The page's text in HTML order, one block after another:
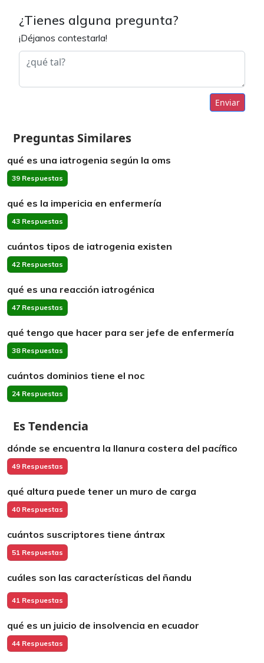
¿Tienes alguna pregunta?
¡Déjanos contestarla!
Enviar
Preguntas Similares
qué es una iatrogenia según la oms
39 Respuestas
qué es la impericia en enfermería
43 Respuestas
cuántos tipos de iatrogenia existen
42 Respuestas
qué es una reacción iatrogénica
47 Respuestas
qué tengo que hacer para ser jefe de enfermería
38 Respuestas
cuántos dominios tiene el noc
24 Respuestas
Es Tendencia
dónde se encuentra la llanura costera del pacífico
49 Respuestas
qué altura puede tener un muro de carga
40 Respuestas
cuántos suscriptores tiene ántrax
51 Respuestas
cuáles son las características del ñandu
41 Respuestas
qué es un juicio de insolvencia en ecuador
44 Respuestas